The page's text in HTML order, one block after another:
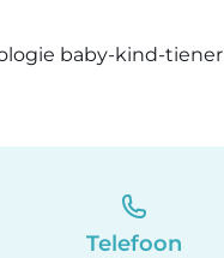
baby-kind-tiener
Telefoon